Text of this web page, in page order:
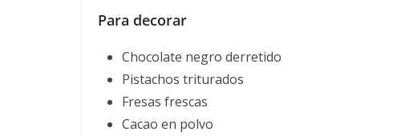
Para decorar
Chocolate negro derretido
Pistachos triturados
Fresas frescas
Cacao en polvo